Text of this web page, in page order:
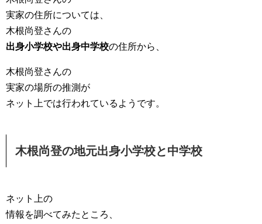
実家の住所については、
木根尚登さんの
出身小学校や出身中学校の住所から、
木根尚登さんの
実家の場所の推測が
ネット上では行われているようです。
木根尚登の地元出身小学校と中学校
ネット上の
情報を調べてみたところ、